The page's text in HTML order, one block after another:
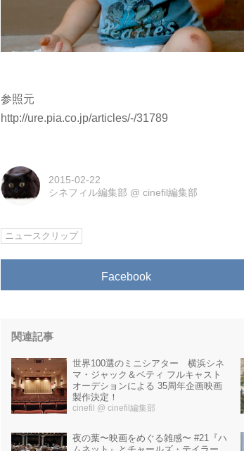
参照元
http://ure.pia.co.jp/articles/-/31789
2015-02-22
シネフィル編集部 @cinefil編集部
ニュースクリップ
Facebook
関連記事
世界100選のミニシアター 横浜シネ
マ・ジャック＆ベティ フルキャスト
オーデションによる 35周年企画映画
製作決定！
cinefil @ cinefil編集部
夜の葉〜映画をめぐる雑感〜 #21『ハ
ムネット』とチャールズ・テイラー